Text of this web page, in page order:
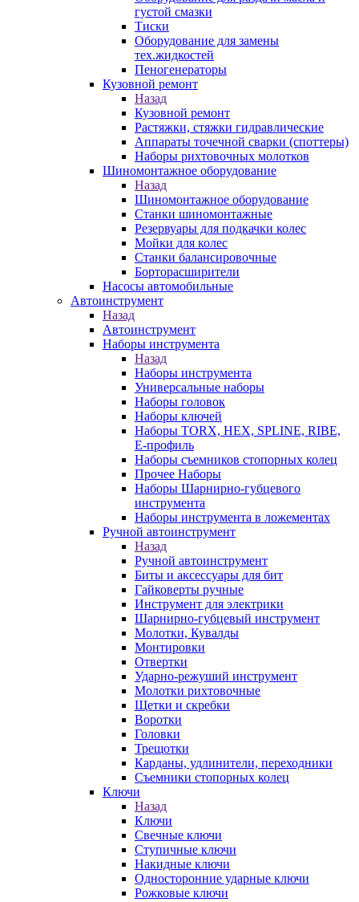
густой смазки
Тиски
Оборудование для замены
тех.жидкостей
Пеногенераторы
Кузовной ремонт
Назад
Кузовной ремонт
Растяжки, стяжки гидравлические
Аппараты точечной сварки (споттеры)
Наборы рихтовочных молотков
Шиномонтажное оборудование
Назад
Шиномонтажное оборудование
Станки шиномонтажные
Резервуары для подкачки колес
Мойки для колес
Станки балансировочные
Борторасширители
Насосы автомобильные
Автоинструмент
Назад
Автоинструмент
Наборы инструмента
Назад
Наборы инструмента
Универсальные наборы
Наборы головок
Наборы ключей
Наборы TORX, HEX, SPLINE, RIBE,
E-профиль
Наборы съемников стопорных колец
Прочее Наборы
Наборы Шарнирно-губцевого
инструмента
Наборы инструмента в ложементах
Ручной автоинструмент
Назад
Ручной автоинструмент
Биты и аксессуары для бит
Гайковерты ручные
Инструмент для электрики
Шарнирно-губцевый инструмент
Молотки, Кувалды
Монтировки
Отвертки
Ударно-режуший инструмент
Молотки рихтовочные
Щетки и скребки
Воротки
Головки
Трещотки
Карданы, удлинители, переходники
Съемники стопорных колец
Ключи
Назад
Ключи
Свечные ключи
Ступичные ключи
Накидные ключи
Односторонние ударные ключи
Рожковые ключи